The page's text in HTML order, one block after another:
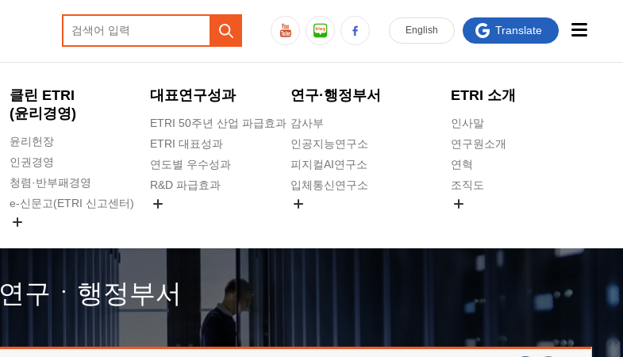
클린 ETRI
(윤리경영)
윤리헌장
인권경영
청렴·반부패경영
e-신문고(ETRI 신고센터)
고객의소리
수의계약 현황
대표연구성과
ETRI 50주년 산업 파급효과
ETRI 대표성과
연도별 우수성과
R&D 파급효과
연구·행정부서
감사부
인공지능연구소
피지컬AI연구소
입체통신연구소
호남권연구본부
ETRI 소개
인사말
연구원소개
연혁
조직도
연구원 고객헌장
주요업무연락처
English Translate
연구ㆍ행정부서